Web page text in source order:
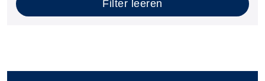
Filter leeren